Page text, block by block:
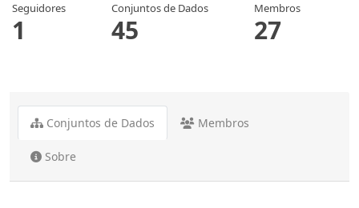
Seguidores
1
Conjuntos de Dados
45
Membros
27
Conjuntos de Dados Membros
Sobre